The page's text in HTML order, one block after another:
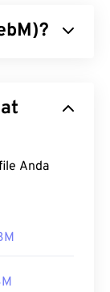
berkas
Anda